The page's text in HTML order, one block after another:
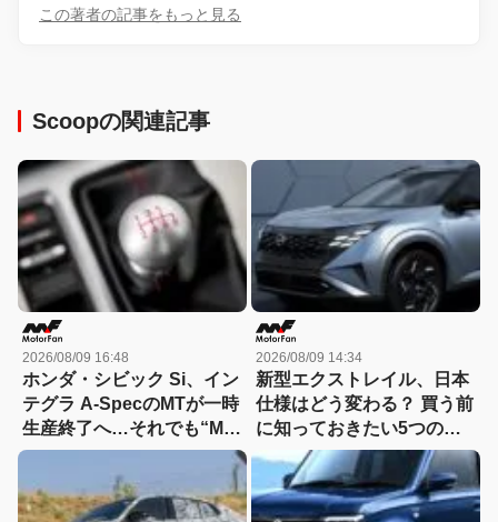
この著者の記事をもっと見る
Scoopの関連記事
2026/08/09 16:48
ホンダ・シビック Si、イン
テグラ A-SpecのMTが一時
生産終了へ…それでも“MT
継続宣言”は変わらない理
2026/08/09 14:34
新型エクストレイル、日本
仕様はどう変わる？ 買う前
に知っておきたい5つの進
化